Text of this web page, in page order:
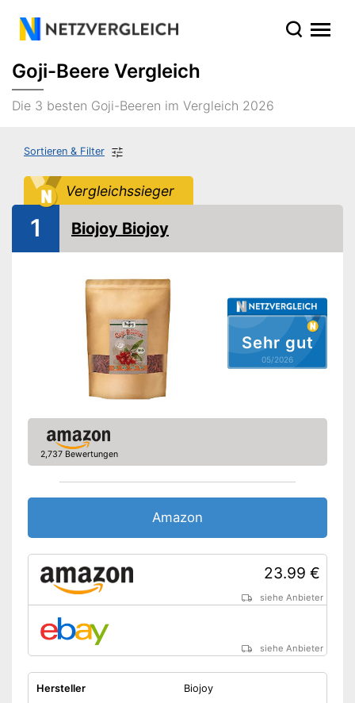
Goji-Beere Vergleich
Die 3 besten Goji-Beeren im Vergleich 2026
Sortieren & Filter
Vergleichssieger
Sehr gut
05/2026
1 Biojoy Biojoy
2,737 Bewertungen
Amazon
23.99 €
siehe Anbieter
siehe Anbieter
Hersteller
Biojoy